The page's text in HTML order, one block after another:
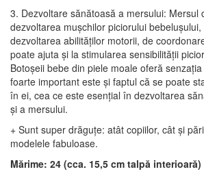
3. Dezvoltare sănătoasă a mersului: Mersul
dezvoltarea mușchilor piciorului
dezvoltarea abilităților motorii, de
poate ajuta și la stimularea sensibilității
Botoșeii bebe din piele moale oferă
foarte important este și faptul că se poate
în ei, cea ce este esențial în dezvoltarea
și a mersului.
+ Sunt super drăguțe: atât copiilor, cât și
modelele fabuloase.
Mărime: 24 (cca. 15,5 cm talpă interioară)